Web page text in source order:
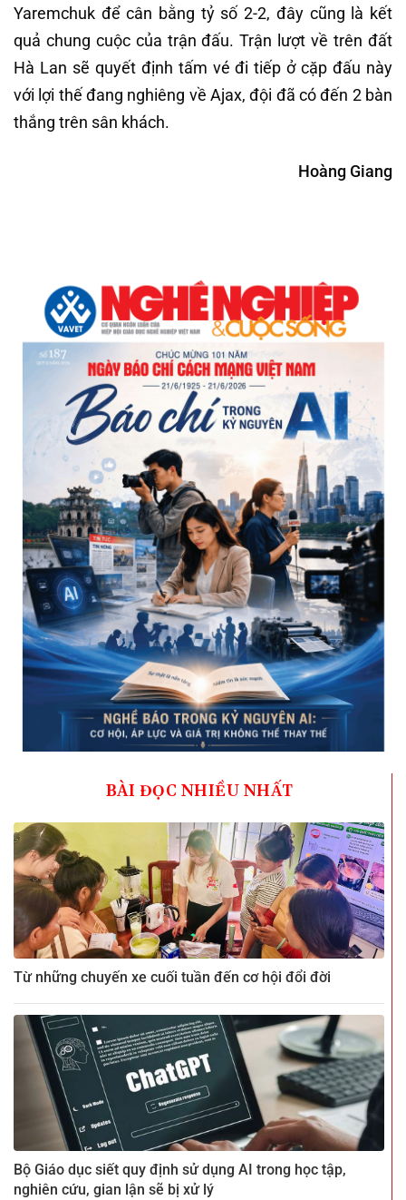
Yaremchuk để cân bằng tỷ số 2-2, đây cũng là kết
quả chung cuộc của trận đấu. Trận lượt về trên đất
Hà Lan sẽ quyết định tấm vé đi tiếp ở cặp đấu này
với lợi thế đang nghiêng về Ajax, đội đã có đến 2 bàn
thắng trên sân khách.
Hoàng Giang
BÀI ĐỌC NHIỀU NHẤT
Từ những chuyến xe cuối tuần đến cơ hội đổi đời
Bộ Giáo dục siết quy định sử dụng AI trong học tập,
nghiên cứu, gian lận sẽ bị xử lý